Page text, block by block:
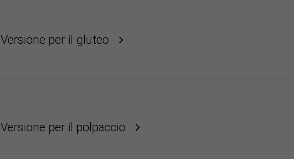
Versione per il gluteo
Versione per il polpaccio